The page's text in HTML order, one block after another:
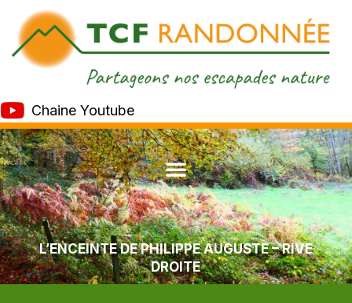
Chaine Youtube
L’ENCEINTE DE PHILIPPE AUGUSTE – RIVE
DROITE